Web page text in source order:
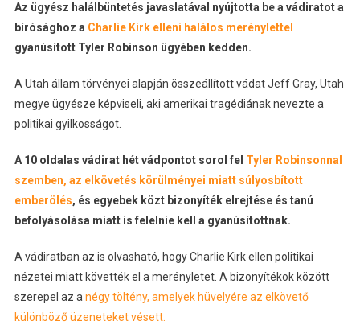
Az ügyész halálbüntetés javaslatával nyújtotta be a vádiratot a
bírósághoz a Charlie Kirk elleni halálos merénylettel
gyanúsított Tyler Robinson ügyében kedden.
A Utah állam törvényei alapján összeállított vádat Jeff Gray, Utah
megye ügyésze képviseli, aki amerikai tragédiának nevezte a
politikai gyilkosságot.
A 10 oldalas vádirat hét vádpontot sorol fel Tyler Robinsonnal
szemben, az elkövetés körülményei miatt súlyosbított
emberölés, és egyebek közt bizonyíték elrejtése és tanú
befolyásolása miatt is felelnie kell a gyanúsítottnak.
A vádiratban az is olvasható, hogy Charlie Kirk ellen politikai
nézetei miatt követték el a merényletet. A bizonyítékok között
szerepel az a négy töltény, amelyek hüvelyére az elkövető
különböző üzeneteket vésett.